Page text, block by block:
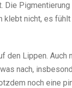
Die
nicht, es
den Lippen. Auch
nach,
noch eine